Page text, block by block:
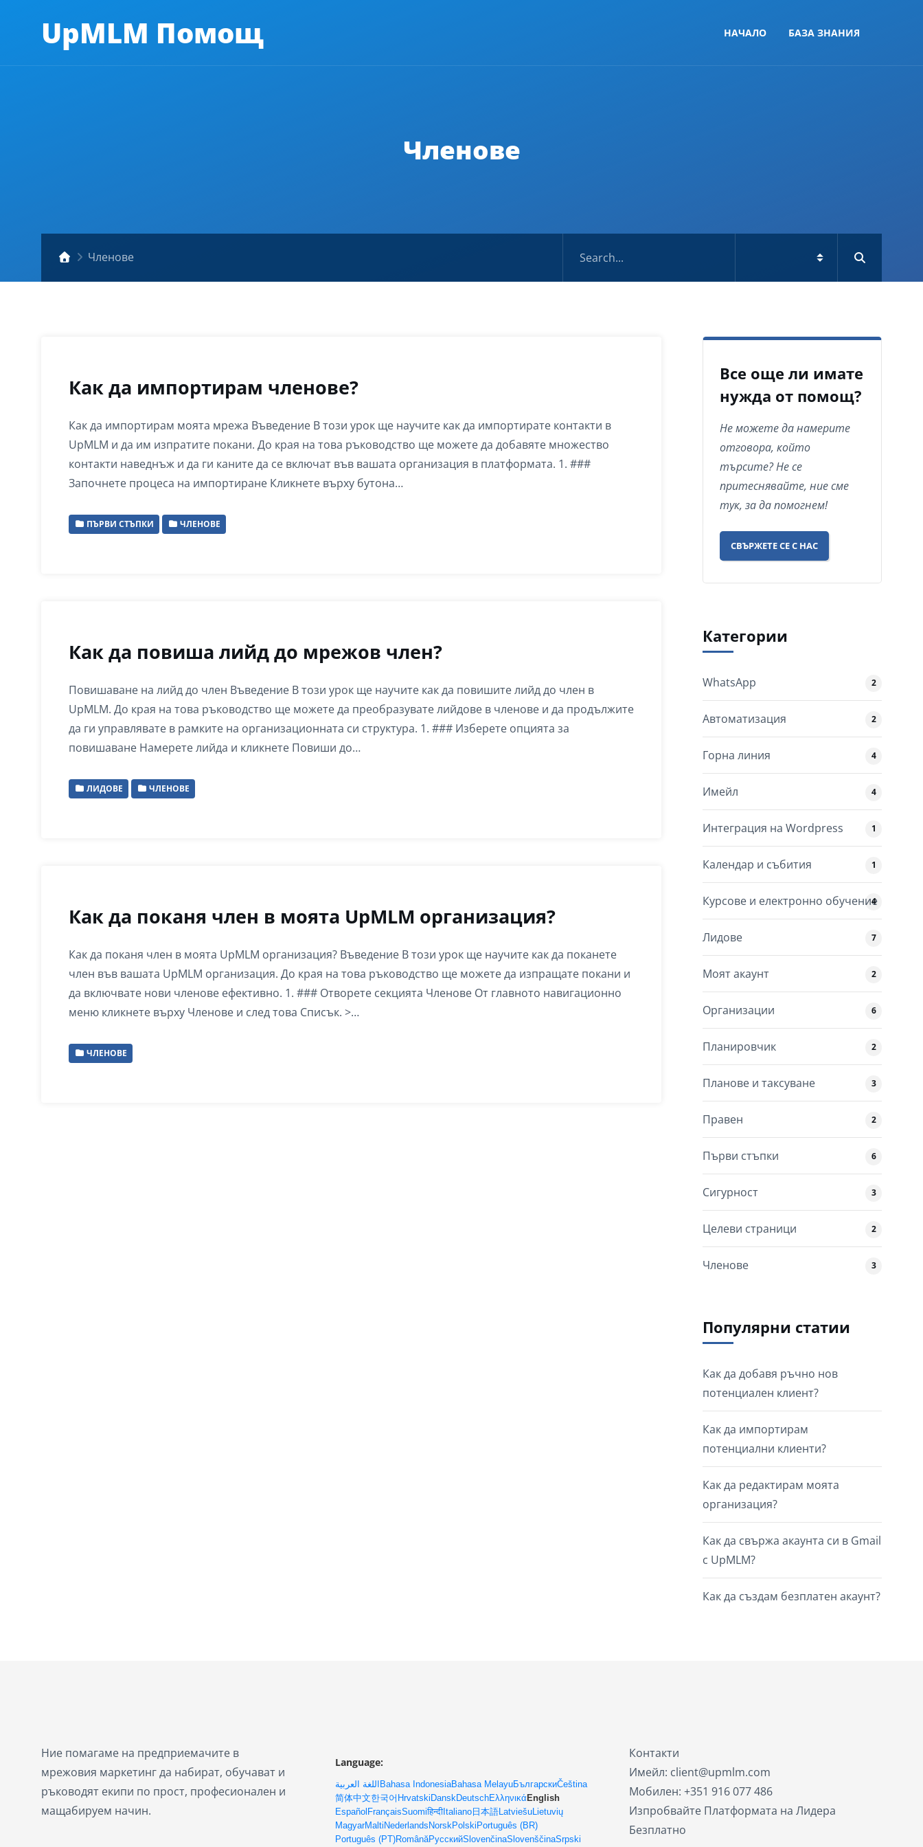
UpMLM Помощ НАЧАЛО БАЗА ЗНАНИЯ
Членове
Членове
Как да импортирам членове?
Как да импортирам моята мрежа Въведение В този урок ще научите как да импортирате контакти в
UpMLM и да им изпратите покани. До края на това ръководство ще можете да добавяте множество
контакти наведнъж и да ги каните да се включат във вашата организация в платформата. 1. ###
Започнете процеса на импортиране Кликнете върху бутона…
ПЪРВИ СТЪПКИ ЧЛЕНОВЕ
Как да повиша лийд до мрежов член?
Повишаване на лийд до член Въведение В този урок ще научите как да повишите лийд до член в
UpMLM. До края на това ръководство ще можете да преобразувате лийдове в членове и да продължите
да ги управлявате в рамките на организационната си структура. 1. ### Изберете опцията за
повишаване Намерете лийда и кликнете Повиши до…
ЛИДОВЕ ЧЛЕНОВЕ
Как да поканя член в моята UpMLM организация?
Как да поканя член в моята UpMLM организация? Въведение В този урок ще научите как да поканете
член във вашата UpMLM организация. До края на това ръководство ще можете да изпращате покани и
да включвате нови членове ефективно. 1. ### Отворете секцията Членове От главното навигационно
меню кликнете върху Членове и след това Списък. >…
ЧЛЕНОВЕ
Все още ли имате
нужда от помощ?
Не можете да намерите
отговора, който
търсите? Не се
притеснявайте, ние сме
тук, за да помогнем!
СВЪРЖЕТЕ СЕ С НАС
Категории
WhatsApp 2
Автоматизация 2
Горна линия 4
Имейл 4
Интеграция на Wordpress 1
Календар и събития 1
Курсове и електронно обучение
4
Лидове 7
Моят акаунт 2
Организации 6
Планировчик 2
Планове и таксуване 3
Правен 2
Първи стъпки 6
Сигурност 3
Целеви страници 2
Членове 3
Популярни статии
Как да добавя ръчно нов
потенциален клиент?
Как да импортирам
потенциални клиенти?
Как да редактирам моята
организация?
Как да свържа акаунта си в Gmail
с UpMLM?
Как да създам безплатен акаунт?
Ние помагаме на предприемачите в
мрежовия маркетинг да набират, обучават и
ръководят екипи по прост, професионален и
мащабируем начин.
Language:
اللغة العربيةBahasa IndonesiaBahasa MelayuБългарскиČeština
简体中文한국어 HrvatskiDanskDeutschΕλληνικάEnglish
EspañolFrançaisSuomiहिन्दीItaliano日本語LatviešuLietuvių
MagyarMaltiNederlandsNorskPolskiPortuguês (BR)
Português (PT)RomânăРусскийSlovenčinaSlovenščinaSrpski
Контакти
Имейл: client@upmlm.com
Мобилен: +351 916 077 486
Изпробвайте Платформата на Лидера
Безплатно